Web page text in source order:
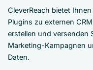
CleverReach bietet
Plugins zu externen
erstellen und versenden
Marketing-Kampagnen
Daten.